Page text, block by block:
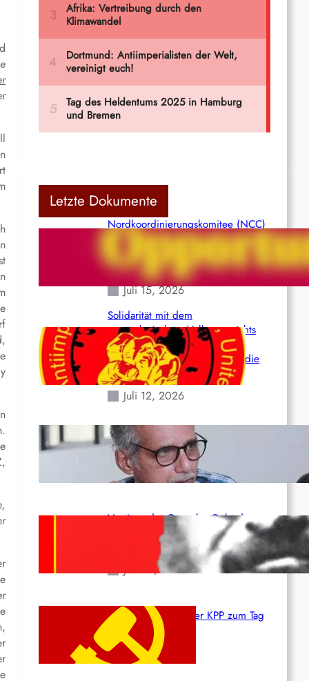
Letzte Dokumente
Nordkoordinierungskomitee (NCC)
der Kommunistischen Partei Indiens
(Maoistisch): Postmoderner
Opportunismus
Juli 15, 2026
Solidarität mit dem
venezolanischem Volk angesichts
der verlorenen Leben und der
katastrophalen Situation durch die
Erdbeben des 24. Juni!
Juli 12, 2026
Indien: „Die Politik der
Kapitulation“ von K. Murali (Ajith)
Juli 1, 2026
Vorsitzender Gonzalo: Gebt das
Leben für die Partei und die
Juni 19, 2026
Beschluss des ZK der KPP zum Tag
des Heldentums
Juni 19, 2026